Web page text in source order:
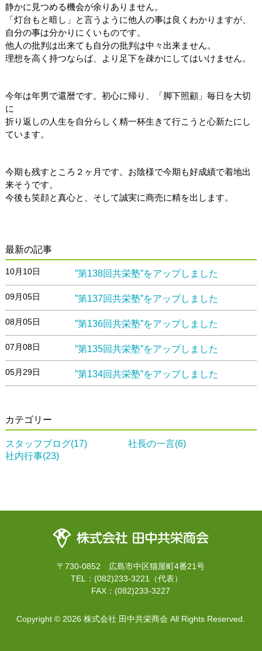
静かに見つめる機会が余りありません。
「灯台もと暗し」と言うように他人の事は良くわかりますが、
自分の事は分かりにくいものです。
他人の批判は出来ても自分の批判は中々出来ません。
理想を高く持つならば、より足下を疎かにしてはいけません。
今年は年男で還暦です。初心に帰り、「脚下照顧」毎日を大切
に
折り返しの人生を自分らしく精一杯生きて行こうと心新たにし
ています。
今期も残すところ２ヶ月です。お陰様で今期も好成績で着地出
来そうです。
今後も笑顔と真心と、そして誠実に商売に精を出します。
最新の記事
10月10日 ”第138回共栄塾”をアップしました
09月05日 ”第137回共栄塾”をアップしました
08月05日 ”第136回共栄塾”をアップしました
07月08日 ”第135回共栄塾”をアップしました
05月29日 ”第134回共栄塾”をアップしました
カテゴリー
スタッフブログ(17)
社長の一言(6)
社内行事(23)
〒730-0852 広島市中区猫屋町4番21号
TEL：(082)233-3221（代表）
FAX：(082)233-3227
Copyright © 2026 株式会社 田中共栄商会 All Rights Reserved.